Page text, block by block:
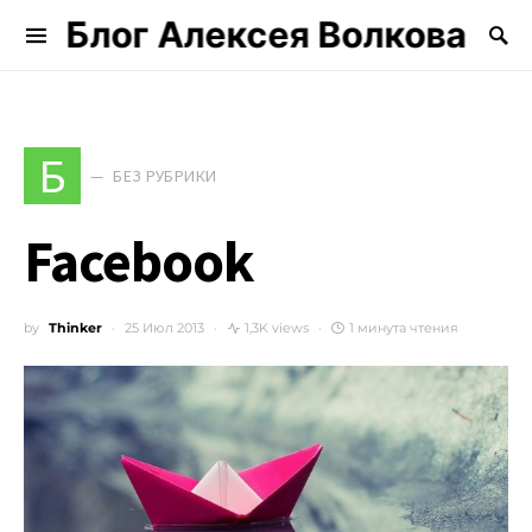
Блог Алексея Волкова
Search for:
Б БЕЗ РУБРИКИ
Facebook
by Thinker 25 Июл 2013 1,3K views 1 минута чтения